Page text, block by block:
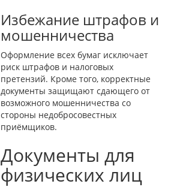
Избежание штрафов и
мошенничества
Оформление всех бумаг исключает
риск штрафов и налоговых
претензий. Кроме того, корректные
документы защищают сдающего от
возможного мошенничества со
стороны недобросовестных
приёмщиков.
Документы для
физических лиц